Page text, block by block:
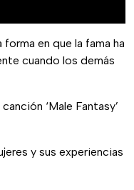
en que la fama ha
cuando los demás
‘Male Fantasy’
y sus experiencias